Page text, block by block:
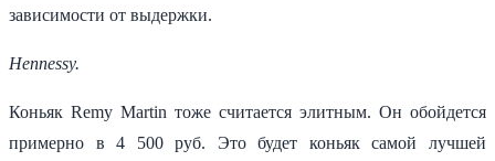
зависимости от выдержки.
Hennessy.
Коньяк Remy Martin тоже считается элитным. Он обойдется
примерно в 4 500 руб. Это будет коньяк самой лучшей